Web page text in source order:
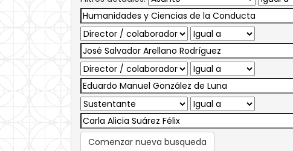
Comenzar nueva busqueda